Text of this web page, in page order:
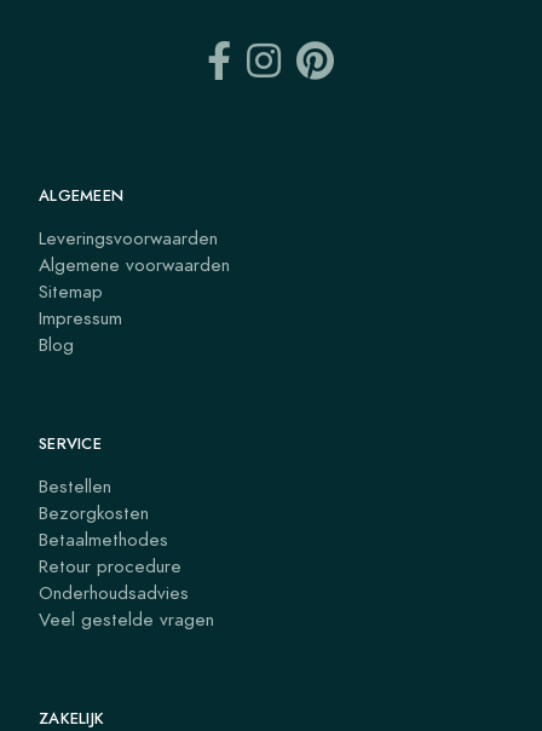
ALGEMEEN
Leveringsvoorwaarden
Algemene voorwaarden
Sitemap
Impressum
Blog
SERVICE
Bestellen
Bezorgkosten
Betaalmethodes
Retour procedure
Onderhoudsadvies
Veel gestelde vragen
ZAKELIJK